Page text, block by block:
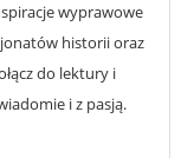
wyprawowe
historii oraz
do lektury i
i z pasją.